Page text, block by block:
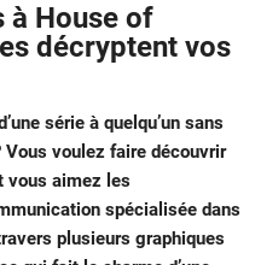
à House of
décryptent vos
série à quelqu’un sans
voulez faire découvrir
vous aimez les
spécialisée dans
plusieurs graphiques